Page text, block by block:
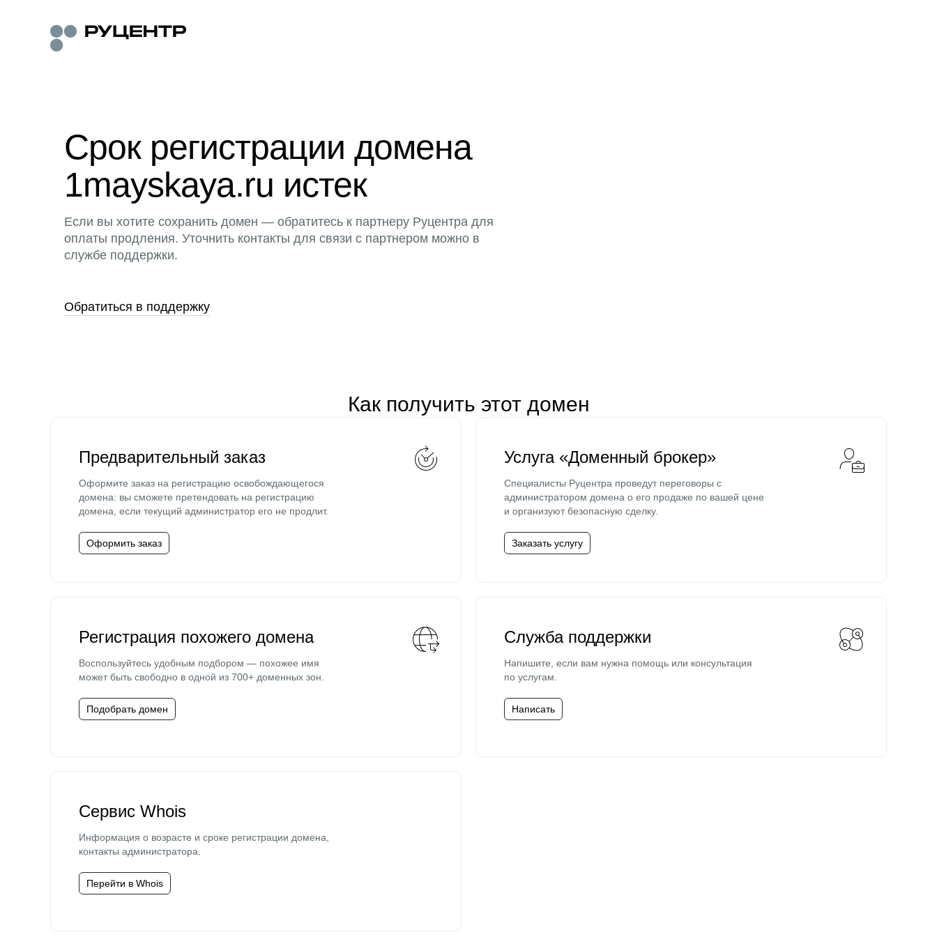
Срок регистрации домена
1mayskaya.ru истек
Если вы хотите сохранить домен — обратитесь к партнеру Руцентра для
оплаты продления. Уточнить контакты для связи с партнером можно в
службе поддержки.
Обратиться в поддержку
Как получить этот домен
Предварительный заказ
Оформите заказ на регистрацию освобождающегося
домена: вы сможете претендовать на регистрацию
домена, если текущий администратор его не продлит.
Оформить заказ
Услуга «Доменный брокер»
Специалисты Руцентра проведут переговоры с
администратором домена о его продаже по вашей цене
и организуют безопасную сделку.
Заказать услугу
Регистрация похожего домена
Воспользуйтесь удобным подбором — похожее имя
может быть свободно в одной из 700+ доменных зон.
Подобрать домен
Служба поддержки
Напишите, если вам нужна помощь или консультация
по услугам.
Написать
Сервис Whois
Информация о возрасте и сроке регистрации домена,
контакты администратора.
Перейти в Whois